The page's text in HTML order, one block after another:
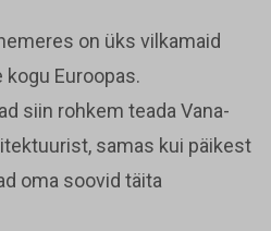
on üks vilkamaid
Euroopas.
siin rohkem teada Vana-
samas kui päikest
oma soovid täita